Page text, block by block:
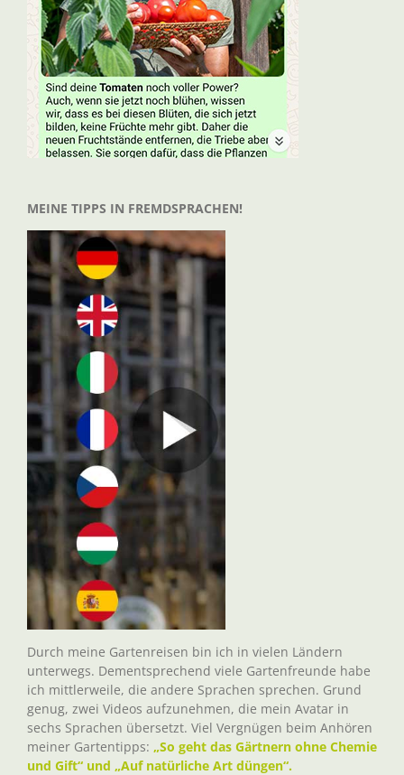
MEINE TIPPS IN FREMDSPRACHEN!
Durch meine Gartenreisen bin ich in vielen Ländern
unterwegs. Dementsprechend viele Gartenfreunde habe
ich mittlerweile, die andere Sprachen sprechen. Grund
genug, zwei Videos aufzunehmen, die mein Avatar in
sechs Sprachen übersetzt. Viel Vergnügen beim Anhören
meiner Gartentipps: „So geht das Gärtnern ohne Chemie
und Gift“ und „Auf natürliche Art düngen“.